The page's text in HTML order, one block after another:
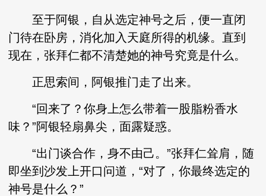
至于阿银，自从选定神号之后，便一直闭
门待在卧房，消化加入天庭所得的机缘。直到
现在，张拜仁都不清楚她的神号究竟是什么。
正思索间，阿银推门走了出来。
“回来了？你身上怎么带着一股脂粉香水
味？”阿银轻扇鼻尖，面露疑惑。
“出门谈合作，身不由己。”张拜仁耸肩，随
即坐到沙发上开口问道，“对了，你最终选定的
神号是什么？”